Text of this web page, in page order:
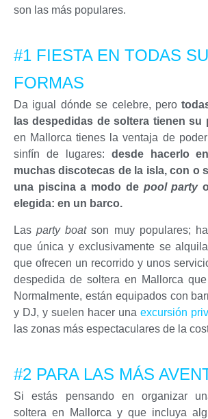
son las más populares.
#1 FIESTA EN TODAS
FORMAS
Da igual dónde se celebre, pero
las despedidas de soltera tienen su
en Mallorca tienes la ventaja de
sinfín de lugares: desde hacerlo
muchas discotecas de la isla, con o
una piscina a modo de pool party
elegida: en un barco.
Lasparty boatson muy populares;
que única y exclusivamente se
que ofrecen un recorrido y unos
despedida de soltera en Mallorca
Normalmente, están equipados con
y DJ, y suelen hacer una excursión
las zonas más espectaculares de la
#2 PARA LAS MÁS
Si estás pensando en organizar
soltera en Mallorca y que incluya